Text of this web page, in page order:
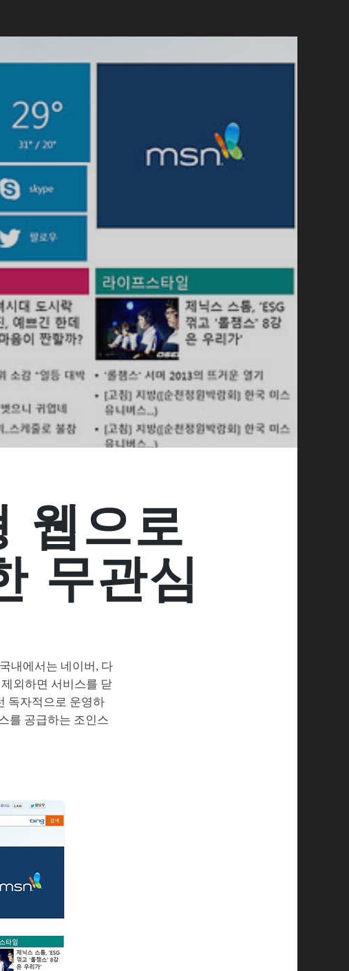
웹으로
무관심
내에서는 네이버, 다
외하면 서비스를 닫
독자적으로 운영하
를 공급하는 조인스